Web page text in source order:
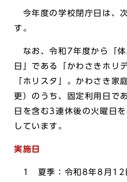
今年度の学校閉庁日は、
す。
なお、令和7年度から「体
日」である「かわさきホリ
「ホリスタ」。かわさき家
更）のうち、固定利用日で
日を含む3連休後の火曜日
しています。
実施日
1 夏季：令和8年8月12